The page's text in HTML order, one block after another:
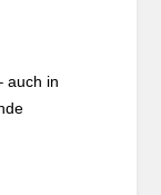
auch in